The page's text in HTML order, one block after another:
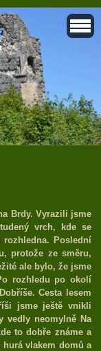
Brdy. Vyrazili jsme
vrch, kde se
Poslední
protože ze směru,
ale bylo, že jsme
rozhledu po okolí
Cesta lesem
jsme ještě vnikli
vedly neomylně Na
to dobře známe a
hurá vlakem domů a